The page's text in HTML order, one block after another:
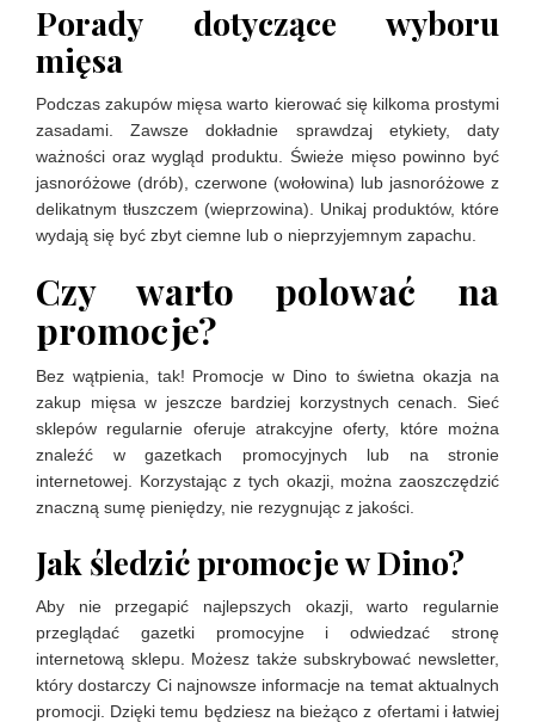
Porady dotyczące wyboru
mięsa
Podczas zakupów mięsa warto kierować się kilkoma prostymi
zasadami. Zawsze dokładnie sprawdzaj etykiety, daty
ważności oraz wygląd produktu. Świeże mięso powinno być
jasnoróżowe (drób), czerwone (wołowina) lub jasnoróżowe z
delikatnym tłuszczem (wieprzowina). Unikaj produktów, które
wydają się być zbyt ciemne lub o nieprzyjemnym zapachu.
Czy warto polować na
promocje?
Bez wątpienia, tak! Promocje w Dino to świetna okazja na
zakup mięsa w jeszcze bardziej korzystnych cenach. Sieć
sklepów regularnie oferuje atrakcyjne oferty, które można
znaleźć w gazetkach promocyjnych lub na stronie
internetowej. Korzystając z tych okazji, można zaoszczędzić
znaczną sumę pieniędzy, nie rezygnując z jakości.
Jak śledzić promocje w Dino?
Aby nie przegapić najlepszych okazji, warto regularnie
przeglądać gazetki promocyjne i odwiedzać stronę
internetową sklepu. Możesz także subskrybować newsletter,
który dostarczy Ci najnowsze informacje na temat aktualnych
promocji. Dzięki temu będziesz na bieżąco z ofertami i łatwiej